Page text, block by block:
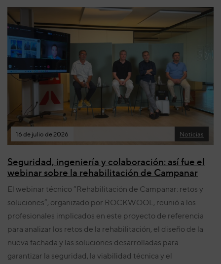
16 de julio de 2026 Noticias
Seguridad, ingeniería y colaboración: así fue el
webinar sobre la rehabilitación de Campanar
El webinar técnico “Rehabilitación de Campanar: retos y
soluciones”, organizado por ROCKWOOL, reunió a los
profesionales implicados en este proyecto de referencia
para analizar los retos de la rehabilitación, el diseño de la
nueva fachada y las soluciones desarrolladas para
garantizar la seguridad, la viabilidad técnica y el